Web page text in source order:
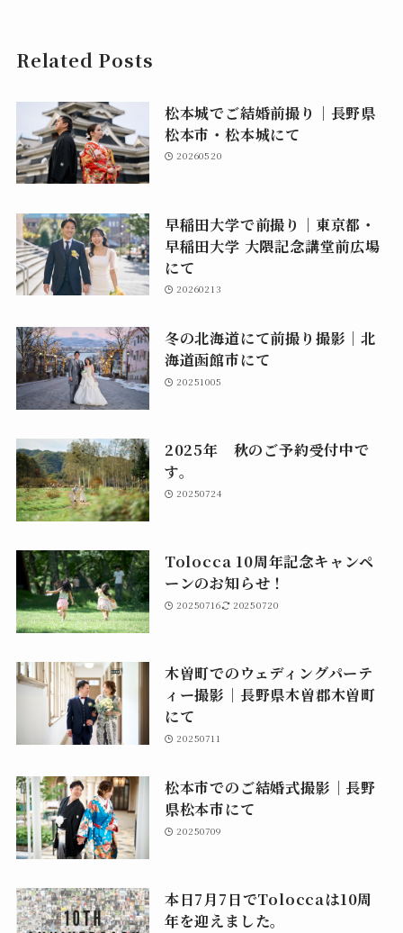
Related Posts
松本城でご結婚前撮り｜長野県
松本市・松本城にて
20260520
早稲田大学で前撮り｜東京都・
早稲田大学 大隈記念講堂前広場
にて
20260213
冬の北海道にて前撮り撮影｜北
海道函館市にて
20251005
2025年 秋のご予約受付中で
す。
20250724
Tolocca 10周年記念キャンペ
ーンのお知らせ！
20250716 20250720
木曽町でのウェディングパーテ
ィー撮影｜長野県木曽郡木曽町
にて
20250711
松本市でのご結婚式撮影｜長野
県松本市にて
20250709
本日7月7日でToloccaは10周
年を迎えました。